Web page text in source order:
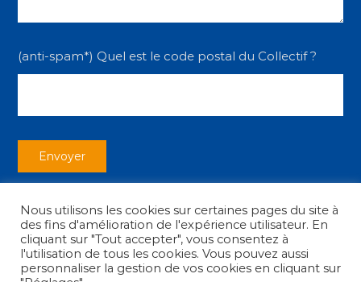
(anti-spam*) Quel est le code postal du Collectif ?
Copyright © 2026Collectif des Associations|Mentions légales
Nous utilisons les cookies sur certaines pages du site à
des fins d'amélioration de l'expérience utilisateur. En
cliquant sur "Tout accepter", vous consentez à
l'utilisation de tous les cookies. Vous pouvez aussi
personnaliser la gestion de vos cookies en cliquant sur